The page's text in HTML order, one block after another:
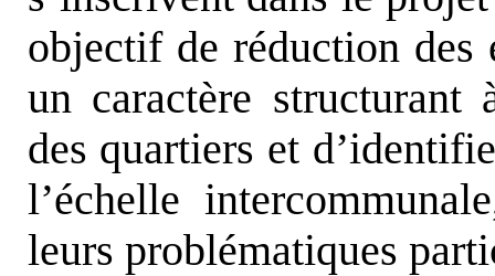
objectif de réduction des
un caractère structurant
des quartiers et
l’échelle
leurs problématiques